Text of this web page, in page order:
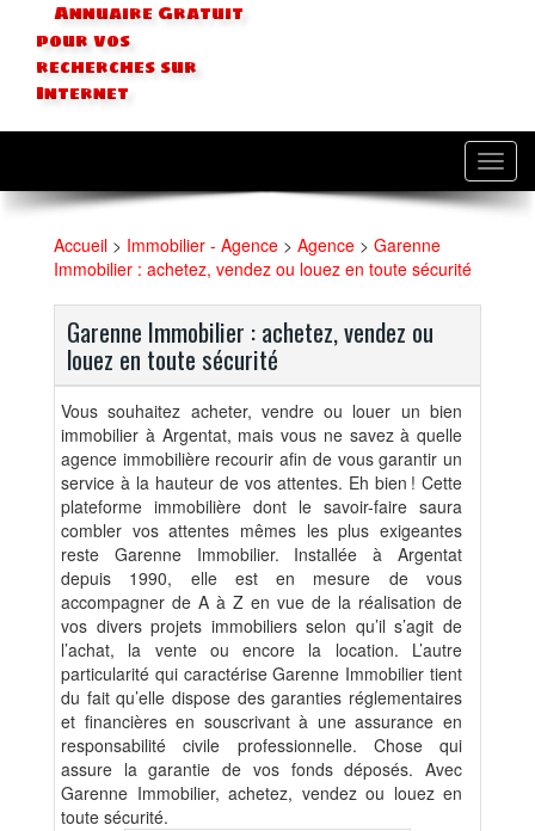
Annuaire Gratuit
pour vos
recherches sur
Internet
Accueil > Immobilier - Agence > Agence > Garenne
Immobilier : achetez, vendez ou louez en toute sécurité
Garenne Immobilier : achetez, vendez ou
louez en toute sécurité
Vous souhaitez acheter, vendre ou louer un bien
immobilier à Argentat, mais vous ne savez à quelle
agence immobilière recourir afin de vous garantir un
service à la hauteur de vos attentes. Eh bien ! Cette
plateforme immobilière dont le savoir-faire saura
combler vos attentes mêmes les plus exigeantes
reste Garenne Immobilier. Installée à Argentat
depuis 1990, elle est en mesure de vous
accompagner de A à Z en vue de la réalisation de
vos divers projets immobiliers selon qu’il s’agit de
l’achat, la vente ou encore la location. L’autre
particularité qui caractérise Garenne Immobilier tient
du fait qu’elle dispose des garanties réglementaires
et financières en souscrivant à une assurance en
responsabilité civile professionnelle. Chose qui
assure la garantie de vos fonds déposés. Avec
Garenne Immobilier, achetez, vendez ou louez en
toute sécurité.